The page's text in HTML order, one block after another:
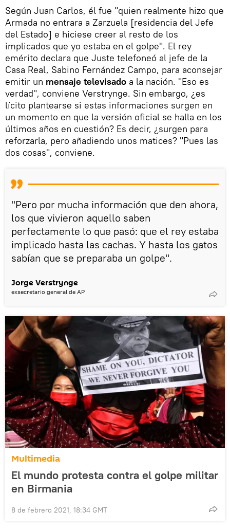
Según Juan Carlos, él fue "quien realmente hizo que
Armada no entrara a Zarzuela [residencia del Jefe
del Estado] e hiciese creer al resto de los
implicados que yo estaba en el golpe". El rey
emérito declara que Juste telefoneó al jefe de la
Casa Real, Sabino Fernández Campo, para aconsejar
emitir un mensaje televisado a la nación. "Eso es
verdad", conviene Verstrynge. Sin embargo, ¿es
lícito plantearse si estas informaciones surgen en
un momento en que la versión oficial se halla en los
últimos años en cuestión? Es decir, ¿surgen para
reforzarla, pero añadiendo unos matices? "Pues las
dos cosas", conviene.
"Pero por mucha información que den ahora,
los que vivieron aquello saben
perfectamente lo que pasó: que el rey estaba
implicado hasta las cachas. Y hasta los gatos
sabían que se preparaba un golpe".
Jorge Verstrynge
exsecretario general de AP
Multimedia
El mundo protesta contra el golpe militar
en Birmania
8 de febrero 2021, 18:34 GMT